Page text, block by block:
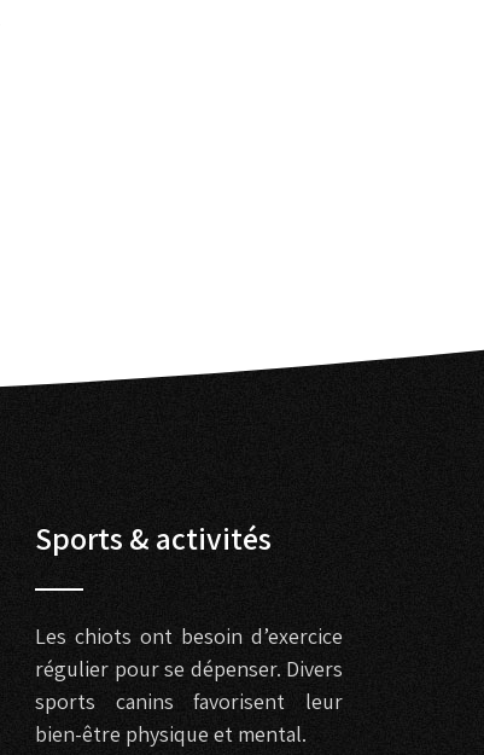
Sports & activités
Les chiots ont besoin d’exercice
régulier pour se dépenser. Divers
sports canins favorisent leur
bien-être physique et mental.